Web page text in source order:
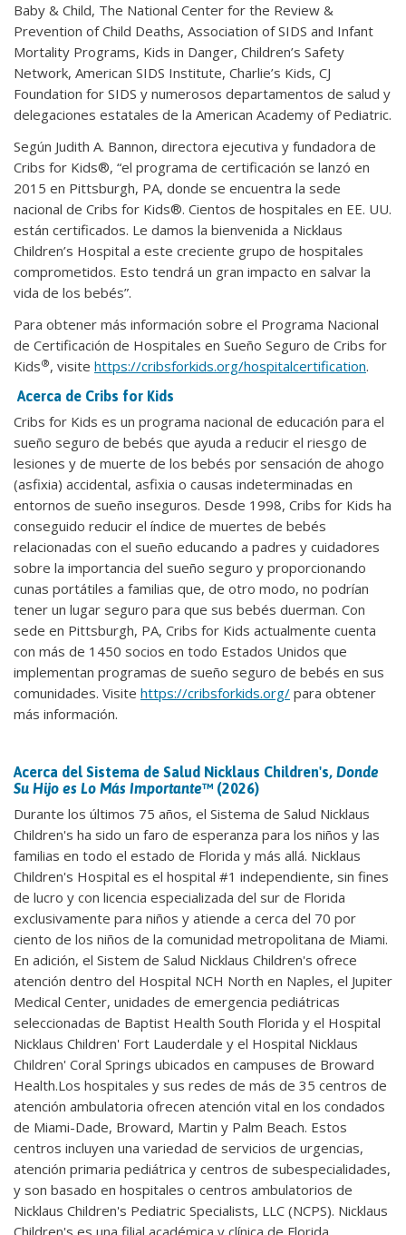
Baby & Child, The National Center for the Review &
Prevention of Child Deaths, Association of SIDS and Infant
Mortality Programs, Kids in Danger, Children’s Safety
Network, American SIDS Institute, Charlie’s Kids, CJ
Foundation for SIDS y numerosos departamentos de salud y
delegaciones estatales de la American Academy of Pediatric.
Según Judith A. Bannon, directora ejecutiva y fundadora de
Cribs for Kids®, “el programa de certificación se lanzó en
2015 en Pittsburgh, PA, donde se encuentra la sede
nacional de Cribs for Kids®. Cientos de hospitales en EE. UU.
están certificados. Le damos la bienvenida a Nicklaus
Children’s Hospital a este creciente grupo de hospitales
comprometidos. Esto tendrá un gran impacto en salvar la
vida de los bebés”.
Para obtener más información sobre el Programa Nacional
de Certificación de Hospitales en Sueño Seguro de Cribs for
Kids®, visite https://cribsforkids.org/hospitalcertification.
Acerca de Cribs for Kids
Cribs for Kids es un programa nacional de educación para el
sueño seguro de bebés que ayuda a reducir el riesgo de
lesiones y de muerte de los bebés por sensación de ahogo
(asfixia) accidental, asfixia o causas indeterminadas en
entornos de sueño inseguros. Desde 1998, Cribs for Kids ha
conseguido reducir el índice de muertes de bebés
relacionadas con el sueño educando a padres y cuidadores
sobre la importancia del sueño seguro y proporcionando
cunas portátiles a familias que, de otro modo, no podrían
tener un lugar seguro para que sus bebés duerman. Con
sede en Pittsburgh, PA, Cribs for Kids actualmente cuenta
con más de 1450 socios en todo Estados Unidos que
implementan programas de sueño seguro de bebés en sus
comunidades. Visite https://cribsforkids.org/ para obtener
más información.
Acerca del Sistema de Salud Nicklaus Children's, Donde
Su Hijo es Lo Más Importante™ (2026)
Durante los últimos 75 años, el Sistema de Salud Nicklaus
Children's ha sido un faro de esperanza para los niños y las
familias en todo el estado de Florida y más allá. Nicklaus
Children's Hospital es el hospital #1 independiente, sin fines
de lucro y con licencia especializada del sur de Florida
exclusivamente para niños y atiende a cerca del 70 por
ciento de los niños de la comunidad metropolitana de Miami.
En adición, el Sistem de Salud Nicklaus Children's ofrece
atención dentro del Hospital NCH North en Naples, el Jupiter
Medical Center, unidades de emergencia pediátricas
seleccionadas de Baptist Health South Florida y el Hospital
Nicklaus Children' Fort Lauderdale y el Hospital Nicklaus
Children' Coral Springs ubicados en campuses de Broward
Health.Los hospitales y sus redes de más de 35 centros de
atención ambulatoria ofrecen atención vital en los condados
de Miami-Dade, Broward, Martin y Palm Beach. Estos
centros incluyen una variedad de servicios de urgencias,
atención primaria pediátrica y centros de subespecialidades,
y son basado en hospitales o centros ambulatorios de
Nicklaus Children's Pediatric Specialists, LLC (NCPS). Nicklaus